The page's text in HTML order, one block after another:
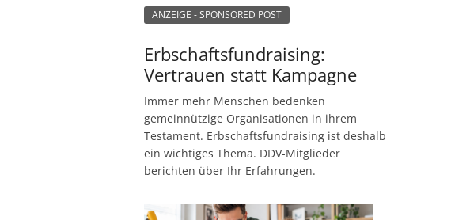
ANZEIGE - SPONSORED POST
Erbschaftsfundraising:
Vertrauen statt Kampagne
Immer mehr Menschen bedenken
gemeinnützige Organisationen in ihrem
Testament. Erbschaftsfundraising ist deshalb
ein wichtiges Thema. DDV-Mitglieder
berichten über Ihr Erfahrungen.